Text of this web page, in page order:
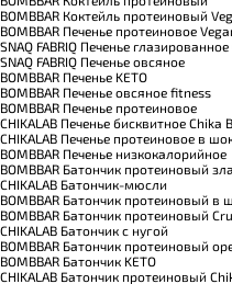
BOMBBAR Коктейль протеиновый
BOMBBAR Печенье протеиновое
SNAQ FABRIQ Печенье
SNAQ FABRIQ Печенье овсяное
BOMBBAR Печенье KETO
BOMBBAR Печенье овсяное fitness
BOMBBAR Печенье протеиновое
CHIKALAB Печенье бисквитное Chika
CHIKALAB Печенье протеиновое в
BOMBBAR Печенье низкокалорийное
BOMBBAR Батончик протеиновый
CHIKALAB Батончик-мюсли
BOMBBAR Батончик протеиновый в
BOMBBAR Батончик протеиновый
CHIKALAB Батончик с нугой
BOMBBAR Батончик протеиновый
BOMBBAR Батончик KETO
CHIKALAB Батончик протеиновый